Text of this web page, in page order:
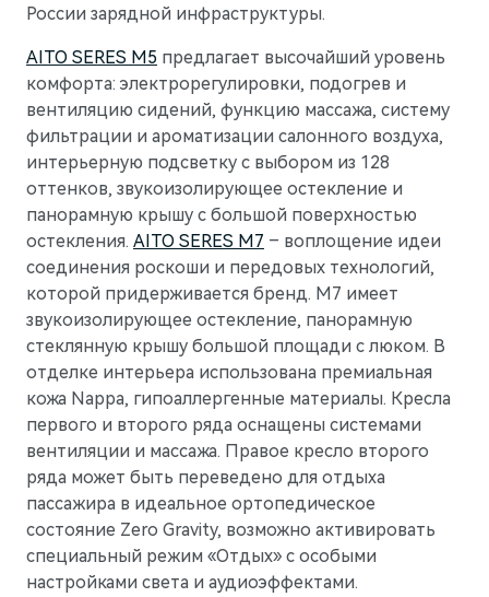
России зарядной инфраструктуры.
AITO SERES M5 предлагает высочайший уровень
комфорта: электрорегулировки, подогрев и
вентиляцию сидений, функцию массажа, систему
фильтрации и ароматизации салонного воздуха,
интерьерную подсветку с выбором из 128
оттенков, звукоизолирующее остекление и
панорамную крышу с большой поверхностью
остекления. AITO SERES M7 – воплощение идеи
соединения роскоши и передовых технологий,
которой придерживается бренд. М7 имеет
звукоизолирующее остекление, панорамную
стеклянную крышу большой площади с люком. В
отделке интерьера использована премиальная
кожа Nappa, гипоаллергенные материалы. Кресла
первого и второго ряда оснащены системами
вентиляции и массажа. Правое кресло второго
ряда может быть переведено для отдыха
пассажира в идеальное ортопедическое
состояние Zero Gravity, возможно активировать
специальный режим «Отдых» с особыми
настройками света и аудиоэффектами.